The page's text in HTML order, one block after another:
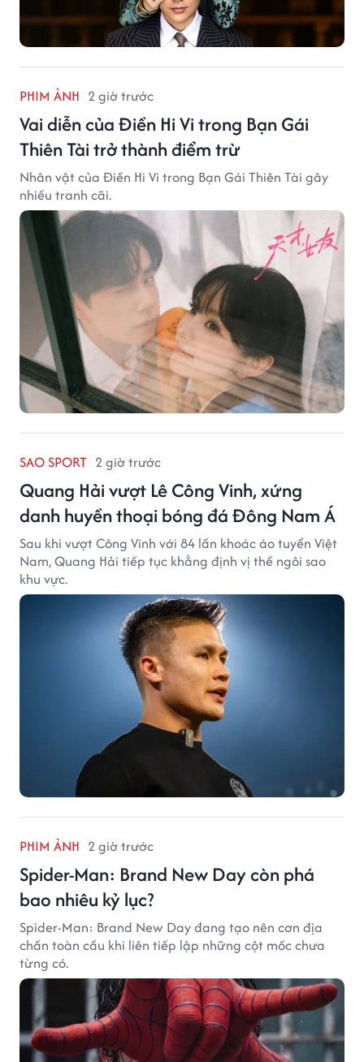
PHIM ẢNH 2 giờ trước
Vai diễn của Điền Hi Vi trong Bạn Gái
Thiên Tài trở thành điểm trừ
Nhân vật của Điền Hi Vi trong Bạn Gái Thiên Tài gây
nhiều tranh cãi.
SAO SPORT 2 giờ trước
Quang Hải vượt Lê Công Vinh, xứng
danh huyền thoại bóng đá Đông Nam Á
Sau khi vượt Công Vinh với 84 lần khoác áo tuyển Việt
Nam, Quang Hải tiếp tục khẳng định vị thế ngôi sao
khu vực.
PHIM ẢNH 2 giờ trước
Spider-Man: Brand New Day còn phá
bao nhiêu kỷ lục?
Spider-Man: Brand New Day đang tạo nên cơn địa
chấn toàn cầu khi liên tiếp lập những cột mốc chưa
từng có.